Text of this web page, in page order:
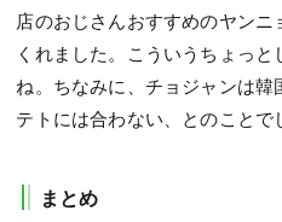
店のおじさんおすすめのヤン
くれました。こういうちょっ
ね。ちなみに、チョジャンは
テトには合わない、とのことで
まとめ